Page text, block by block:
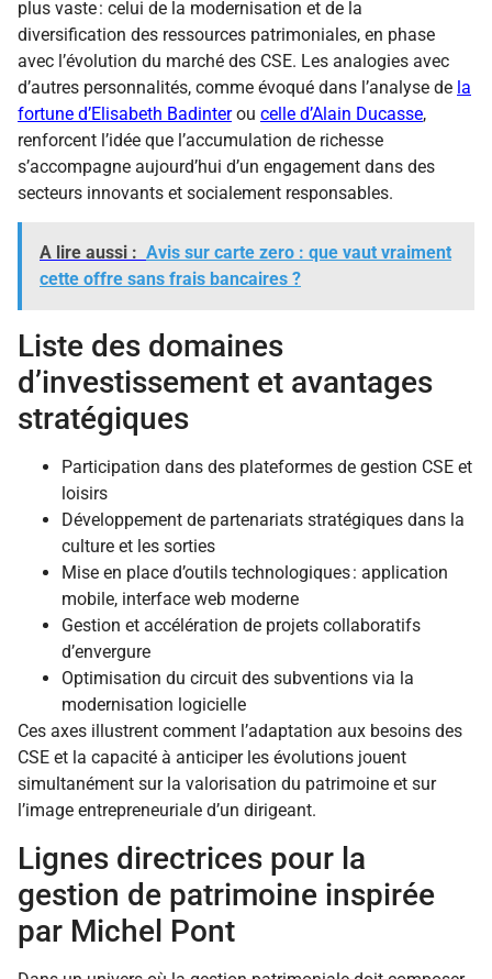
plus vaste : celui de la modernisation et de la
diversification des ressources patrimoniales, en phase
avec l’évolution du marché des CSE. Les analogies avec
d’autres personnalités, comme évoqué dans l’analyse de la
fortune d’Elisabeth Badinterou celle d’Alain Ducasse,
renforcent l’idée que l’accumulation de richesse
s’accompagne aujourd’hui d’un engagement dans des
secteurs innovants et socialement responsables.
A lire aussi : Avis sur carte zero : que vaut vraiment
cette offre sans frais bancaires ?
Liste des domaines
d’investissement et avantages
stratégiques
Participation dans des plateformes de gestion CSE et
loisirs
Développement de partenariats stratégiques dans la
culture et les sorties
Mise en place d’outils technologiques : application
mobile, interface web moderne
Gestion et accélération de projets collaboratifs
d’envergure
Optimisation du circuit des subventions via la
modernisation logicielle
Ces axes illustrent comment l’adaptation aux besoins des
CSE et la capacité à anticiper les évolutions jouent
simultanément sur la valorisation du patrimoine et sur
l’image entrepreneuriale d’un dirigeant.
Lignes directrices pour la
gestion de patrimoine inspirée
par Michel Pont